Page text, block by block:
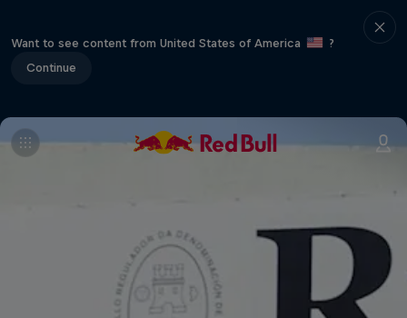
Want to see content from United States of America
?
Continue